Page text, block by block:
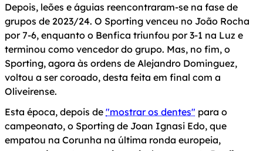
Depois, leões e águias reencontraram-se na fase de
grupos de 2023/24. O Sporting venceu no João Rocha
por 7-6, enquanto o Benfica triunfou por 3-1 na Luz e
terminou como vencedor do grupo. Mas, no fim, o
Sporting, agora às ordens de Alejandro Dominguez,
voltou a ser coroado, desta feita em final com a
Oliveirense.
Esta época, depois de "mostrar os dentes" para o
campeonato, o Sporting de Joan Ignasi Edo, que
empatou na Corunha na última ronda europeia,